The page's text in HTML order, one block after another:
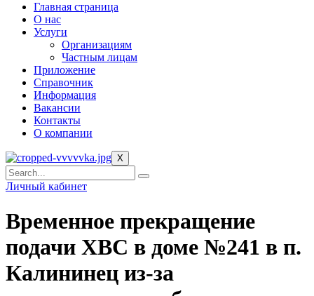
Главная страница
О нас
Услуги
Организациям
Частным лицам
Приложение
Справочник
Информация
Вакансии
Контакты
О компании
X
Личный кабинет
Временное прекращение
подачи ХВС в доме №241 в п.
Калининец из-за